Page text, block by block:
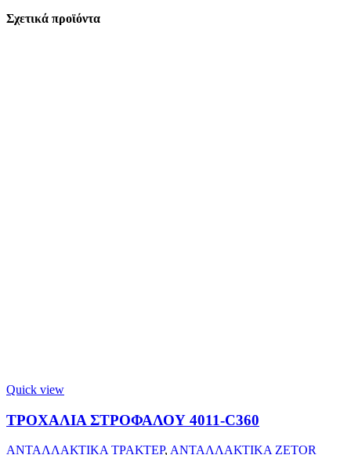
Σχετικά προϊόντα
Quick view
ΤΡΟΧΑΛΙΑ ΣΤΡΟΦΑΛΟΥ 4011-C360
ΑΝΤΑΛΛΑΚΤΙΚΑ ΤΡΑΚΤΕΡ, ΑΝΤΑΛΛΑΚΤΙΚΑ ZETOR